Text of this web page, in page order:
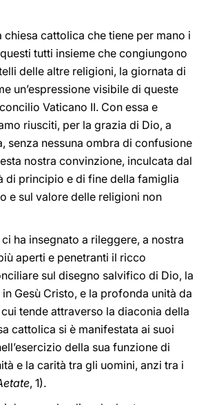
chiesa cattolica che tiene per mano i
tutti insieme che congiungono
delle altre religioni, la giornata di
un’espressione visibile di queste
Vaticano II. Con essa e
riusciti, per la grazia di Dio, a
senza nessuna ombra di confusione
nostra convinzione, inculcata dal
di principio e di fine della famiglia
e sul valore delle religioni non
ha insegnato a rileggere, a nostra
aperti e penetranti il ricco
sul disegno salvifico di Dio, la
Gesù Cristo, e la profonda unità da
tende attraverso la diaconia della
cattolica si è manifestata ai suoi
della sua funzione di
e la carità tra gli uomini, anzi tra i
, 1).